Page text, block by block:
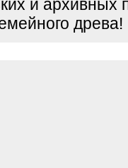
и архивных
древа!